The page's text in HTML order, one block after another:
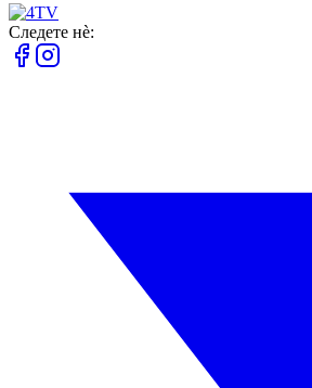
Следете нè: